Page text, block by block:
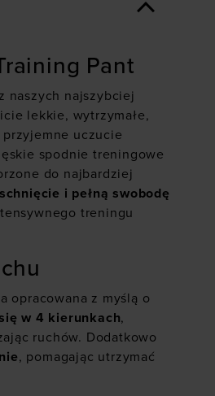
Pant
naszych najszybciej
lekkie, wytrzymałe,
uczucie
spodnie treningowe
do najbardziej
i pełną swobodę
treningu
opracowana z myślą o
w 4 kierunkach,
ruchów. Dodatkowo
, pomagając utrzymać